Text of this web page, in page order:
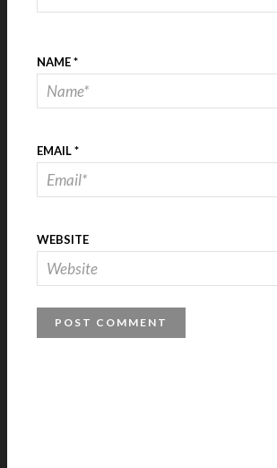
NAME*
EMAIL*
WEBSITE